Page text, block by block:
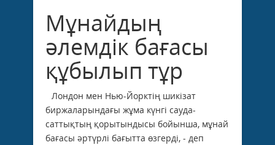
Мұнайдың
әлемдік бағасы
құбылып тұр
Лондон мен Нью-Йорктің шикізат
биржаларындағы жұма күнгі сауда-
саттықтың қорытындысы бойынша, мұнай
бағасы әртүрлі бағытта өзгерді, - деп